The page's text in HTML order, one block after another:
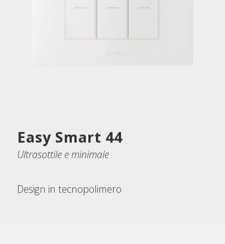
Easy Smart 44
Ultrasottile e minimale
Design in tecnopolimero